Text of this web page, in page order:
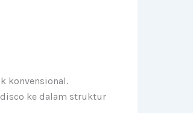
konvensional.
ke dalam struktur